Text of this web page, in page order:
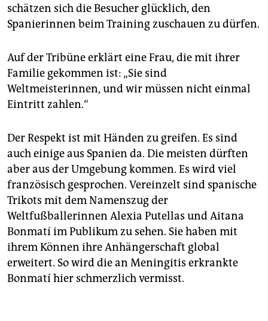
schätzen sich die Besucher glücklich, den
Spanierinnen beim Training zuschauen zu dürfen.
Auf der Tribüne erklärt eine Frau, die mit ihrer
Familie gekommen ist: „Sie sind
Weltmeisterinnen, und wir müssen nicht einmal
Eintritt zahlen.“
Der Respekt ist mit Händen zu greifen. Es sind
auch einige aus Spanien da. Die meisten dürften
aber aus der Umgebung kommen. Es wird viel
französisch gesprochen. Vereinzelt sind spanische
Trikots mit dem Namenszug der
Weltfußballerinnen Alexia Putellas und Aitana
Bonmatí im Publikum zu sehen. Sie haben mit
ihrem Können ihre Anhängerschaft global
erweitert. So wird die an Meningitis erkrankte
Bonmatí hier schmerzlich vermisst.